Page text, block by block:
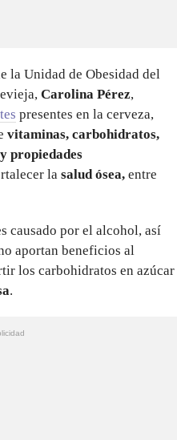
la Unidad de Obesidad del
Carolina Pérez,
presentes en la cerveza,
vitaminas, carbohidratos,
propiedades
la salud ósea, entre
causado por el alcohol, así
aportan beneficios al
los carbohidratos en azúcar
.